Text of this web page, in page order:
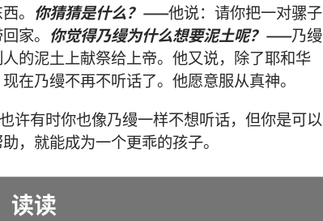
。 你猜猜是什么？——他说： 请你把一对骡子
回家。 你觉得乃缦为什么想要泥土呢？——乃缦
的泥土上献祭给上帝。 他又说， 除了耶和华
现在乃缦不再不听话了。 他愿意服从真神。
也许有时你也像乃缦一样不想听话， 但你是可以
， 就能成为一个更乖的孩子。
读读